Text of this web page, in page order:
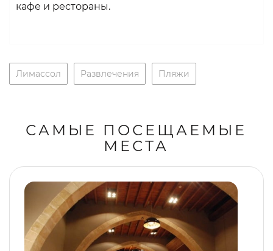
кафе и рестораны.
Лимассол Развлечения Пляжи
САМЫЕ ПОСЕЩАЕМЫЕ
МЕСТА